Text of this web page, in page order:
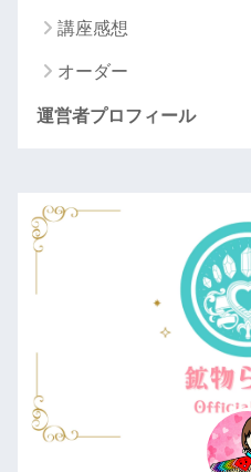
講座感想
オーダー
運営者プロフィール